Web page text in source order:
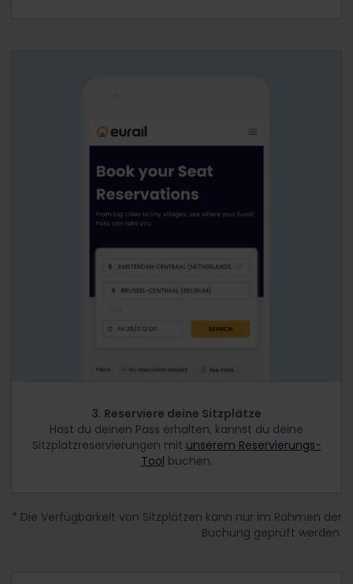
3. Reserviere deine Sitzplätze
Hast du deinen Pass erhalten, kannst du deine
Sitzplatzreservierungen mit unserem Reservierungs-
Tool buchen.
* Die Verfügbarkeit von Sitzplätzen kann nur im Rahmen der
Buchung geprüft werden.